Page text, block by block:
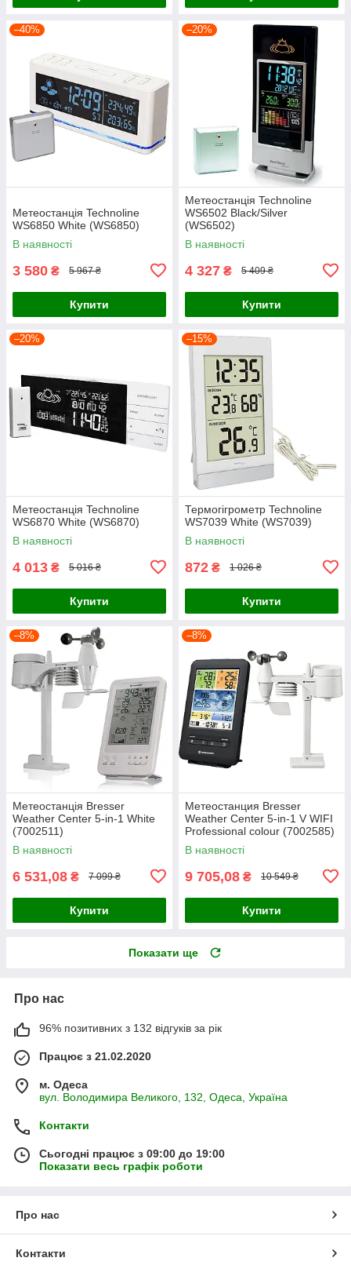
–40%
Метеостанція Technoline
WS6850 White (WS6850)
В наявності
3 580 ₴ 5 967 ₴
Купити
–20%
Метеостанція Technoline
WS6502 Black/Silver
(WS6502)
В наявності
4 327 ₴ 5 409 ₴
Купити
–20%
Метеостанція Technoline
WS6870 White (WS6870)
В наявності
4 013 ₴ 5 016 ₴
Купити
–15%
Термогігрометр Technoline
WS7039 White (WS7039)
В наявності
872 ₴ 1 026 ₴
Купити
–8%
Метеостанція Bresser
Weather Center 5-in-1 White
(7002511)
В наявності
6 531,08 ₴ 7 099 ₴
Купити
–8%
Метеостанция Bresser
Weather Center 5-in-1 V WIFI
Professional colour (7002585)
В наявності
9 705,08 ₴ 10 549 ₴
Купити
Показати ще
Про нас
96% позитивних з 132 відгуків за рік
Працює з 21.02.2020
м. Одеса
вул. Володимира Великого, 132, Одеса, Україна
Контакти
Сьогодні працює з 09:00 до 19:00
Показати весь графік роботи
Про нас
Контакти